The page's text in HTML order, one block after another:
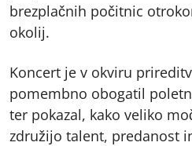
brezplačnih počitnic
okolij.
Koncert je v okviru
pomembno obogatil
ter pokazal, kako veliko
združijo talent, predanost